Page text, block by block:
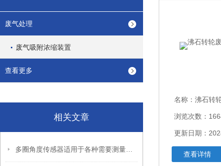
废气处理
废气吸附浓缩装置
查看更多
相关文章
名称： 沸石转
浏览次数：
更新日期：
查看详情